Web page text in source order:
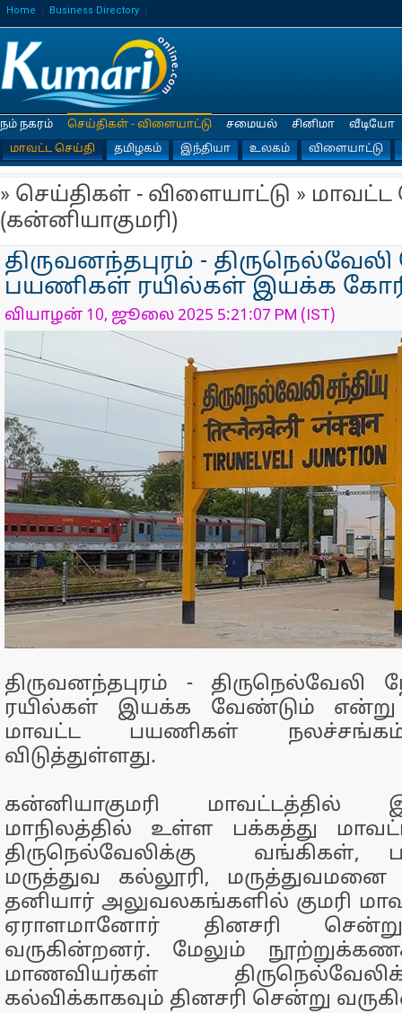
Home Business Directory
நம் நகரம்
செய்திகள் - விளையாட்டு
மாவட்ட செய்தி
தமிழகம் இந்தியா உலகம் விளையாட்டு
சமையல் சினிமா வீடியோ
» செய்திகள் - விளையாட்டு » மாவட்ட
(கன்னியாகுமரி)
திருவனந்தபுரம் - திருநெல்வேலி
பயணிகள் ரயில்கள் இயக்க
வியாழன் 10, ஜூலை 2025 5:21:07 PM (IST)
திருவனந்தபுரம் - திருநெல்வேலி
ரயில்கள் இயக்க வேண்டும் என்று
மாவட்ட பயணிகள்
விடுத்துள்ளது.
கன்னியாகுமரி மாவட்டத்தில்
மாநிலத்தில் உள்ள பக்கத்து
திருநெல்வேலிக்கு வங்கிகள்,
மருத்துவ கல்லூரி,
தனியார் அலுவலகங்களில் குமரி
ஏராளமானோர் தினசரி சென்று
வருகின்றனர். மேலும்
மாணவியர்கள்
கல்விக்காகவும் தினசரி சென்று